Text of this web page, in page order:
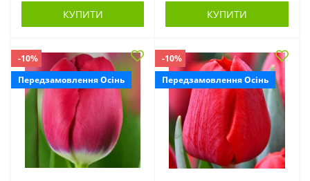
Скадоксус (1) Спараксіс (5)
КУПИТИ КУПИТИ
-10%
Передзамовлення Осінь
-10%
Передзамовлення Осінь